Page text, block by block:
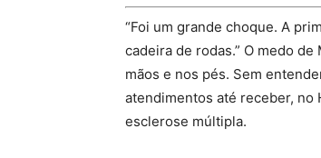
“Foi um grande choque. A
cadeira de rodas.” O medo
mãos e nos pés. Sem
atendimentos até receber, no
esclerose múltipla.